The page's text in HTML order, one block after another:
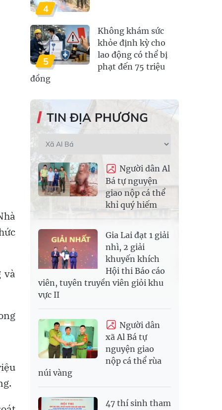
và
4
5
Không khám sức
khỏe định kỳ cho
lao động có thể bị
phạt đến 75 triệu
đồng
TIN ĐỊA PHƯƠNG
Người dân Al
Bá tự nguyện
giao nộp cá thể
khỉ quý hiếm
Gia Lai đạt 1 giải
nhì, 2 giải
khuyến khích
Hội thi Báo cáo
viên, tuyên truyền viên giỏi khu
vực II
Người dân
xã Al Bá tự
nguyện giao
nộp cá thể rùa
núi vàng
47 thí sinh tham